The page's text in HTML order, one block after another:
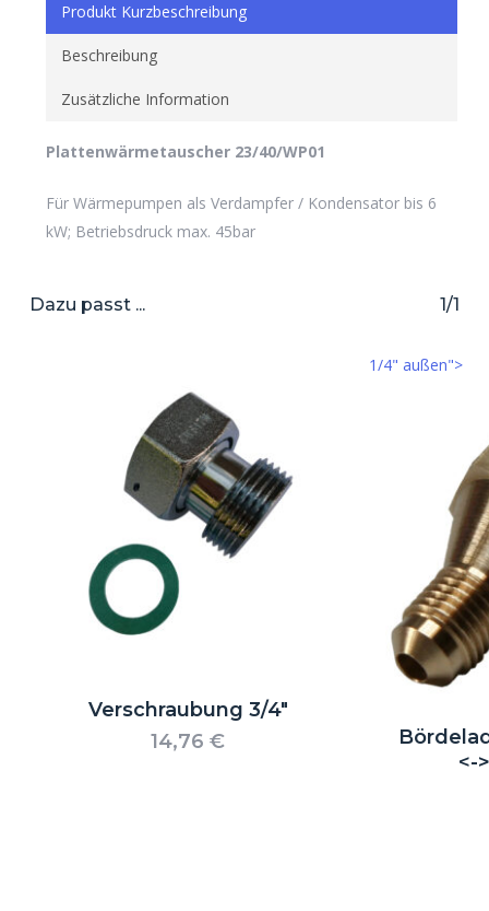
Produkt Kurzbeschreibung
Beschreibung
Zusätzliche Information
Plattenwärmetauscher 23/40/WP01
Für Wärmepumpen als Verdampfer / Kondensator bis 6
kW; Betriebsdruck max. 45bar
Dazu passt ... 1/1
Verschraubung 3/4″
14,76€
1/4" außen">
<-